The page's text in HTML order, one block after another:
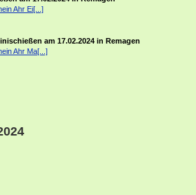
Ahr Ei[...]
am 17.02.2024 in Remagen
Ahr Ma[...]